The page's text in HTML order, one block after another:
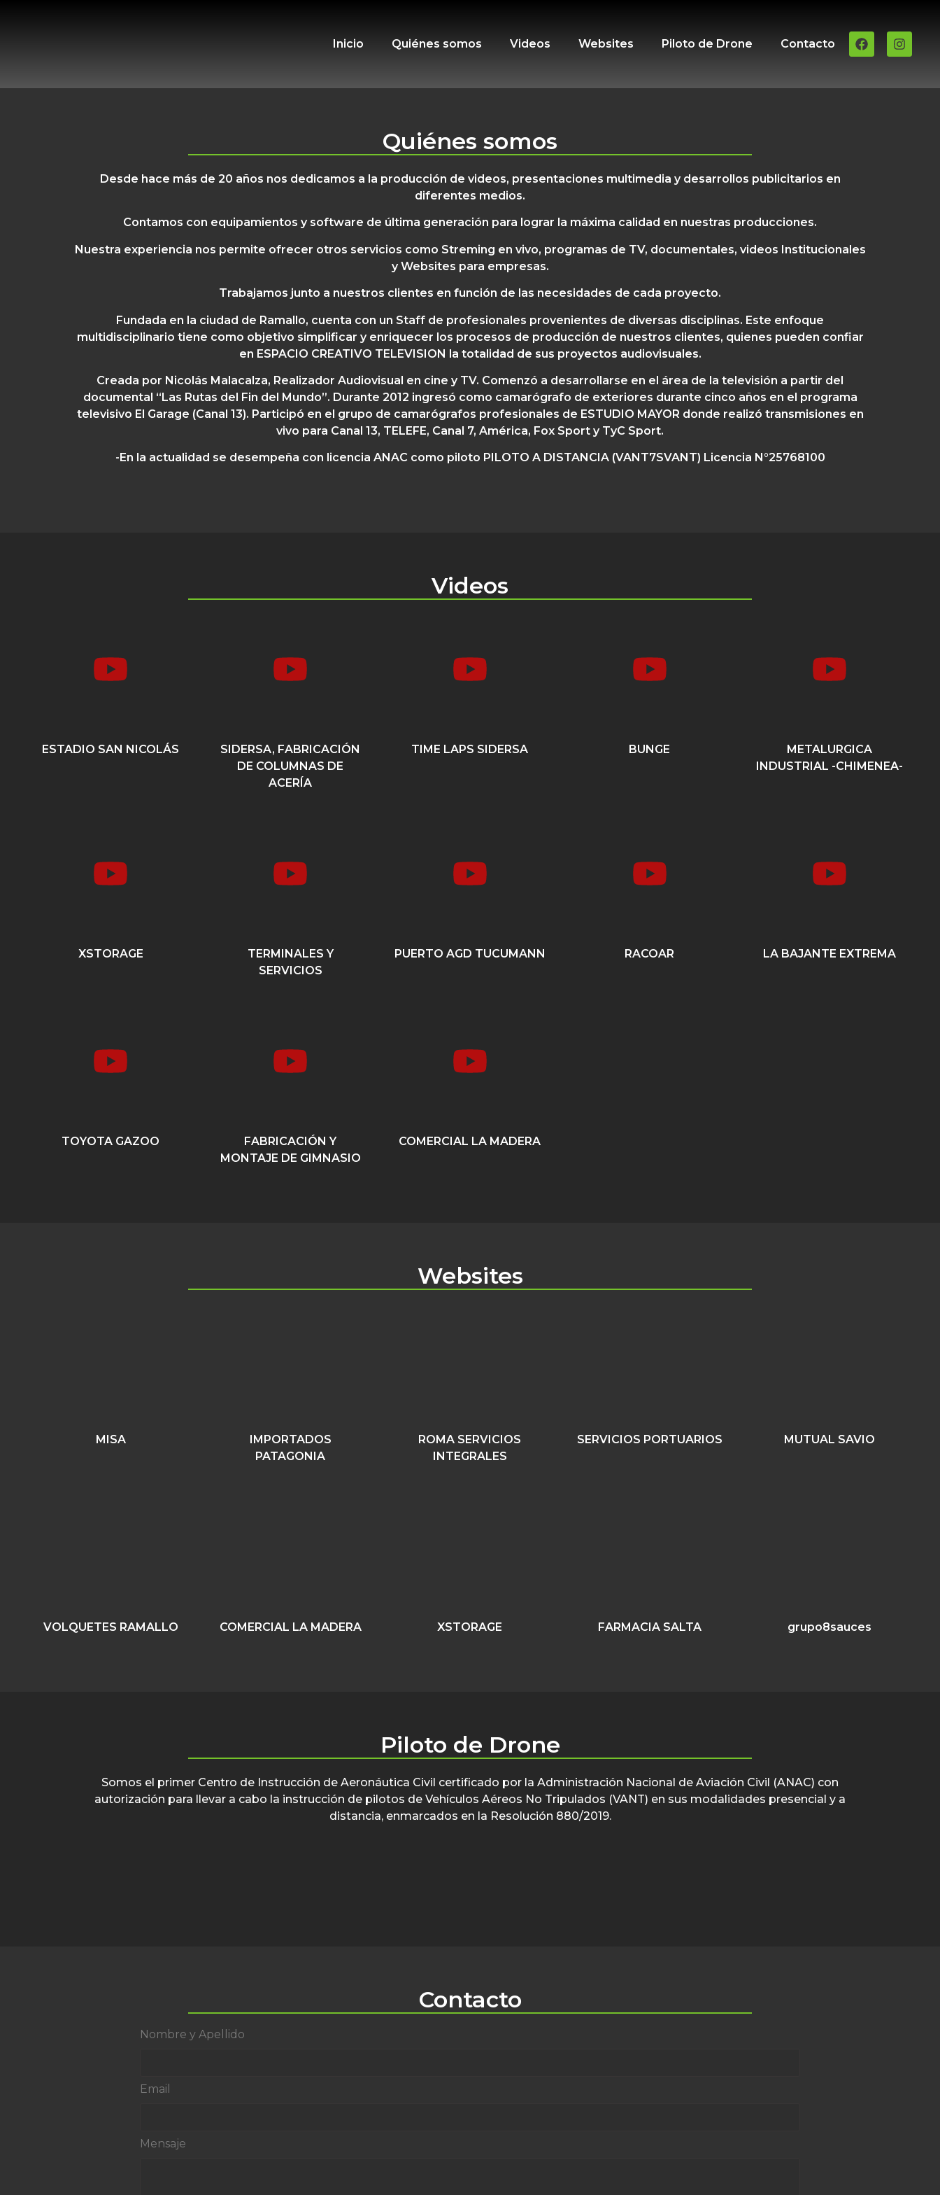
Inicio Quiénes somos Videos Websites Piloto de Drone Contacto
Quiénes somos
Desde hace más de 20 años nos dedicamos a la producción de videos, presentaciones multimedia y desarrollos publicitarios en
diferentes medios.
Contamos con equipamientos y software de última generación para lograr la máxima calidad en nuestras producciones.
Nuestra experiencia nos permite ofrecer otros servicios como Streming en vivo, programas de TV, documentales, videos Institucionales
y Websites para empresas.
Trabajamos junto a nuestros clientes en función de las necesidades de cada proyecto.
Fundada en la ciudad de Ramallo, cuenta con un Staff de profesionales provenientes de diversas disciplinas. Este enfoque
multidisciplinario tiene como objetivo simplificar y enriquecer los procesos de producción de nuestros clientes, quienes pueden confiar
en ESPACIO CREATIVO TELEVISION la totalidad de sus proyectos audiovisuales.
Creada por Nicolás Malacalza, Realizador Audiovisual en cine y TV. Comenzó a desarrollarse en el área de la televisión a partir del
documental “Las Rutas del Fin del Mundo”. Durante 2012 ingresó como camarógrafo de exteriores durante cinco años en el programa
televisivo El Garage (Canal 13). Participó en el grupo de camarógrafos profesionales de ESTUDIO MAYOR donde realizó transmisiones en
vivo para Canal 13, TELEFE, Canal 7, América, Fox Sport y TyC Sport.
-En la actualidad se desempeña con licencia ANAC como piloto PILOTO A DISTANCIA (VANT7SVANT) Licencia N°25768100
Videos
ESTADIO SAN NICOLÁS
SIDERSA, FABRICACIÓN
DE COLUMNAS DE
ACERÍA
TIME LAPS SIDERSA BUNGE
METALURGICA
INDUSTRIAL -CHIMENEA-
XSTORAGE
TERMINALES Y
SERVICIOS
PUERTO AGD TUCUMANN RACOAR LA BAJANTE EXTREMA
TOYOTA GAZOO
FABRICACIÓN Y
MONTAJE DE GIMNASIO
COMERCIAL LA MADERA
Websites
MISA
IMPORTADOS
PATAGONIA
ROMA SERVICIOS
INTEGRALES
SERVICIOS PORTUARIOS MUTUAL SAVIO
VOLQUETES RAMALLO COMERCIAL LA MADERA XSTORAGE FARMACIA SALTA grupo8sauces
Piloto de Drone
Somos el primer Centro de Instrucción de Aeronáutica Civil certificado por la Administración Nacional de Aviación Civil (ANAC) con
autorización para llevar a cabo la instrucción de pilotos de Vehículos Aéreos No Tripulados (VANT) en sus modalidades presencial y a
distancia, enmarcados en la Resolución 880/2019.
Contacto
Nombre y Apellido
Email
Mensaje